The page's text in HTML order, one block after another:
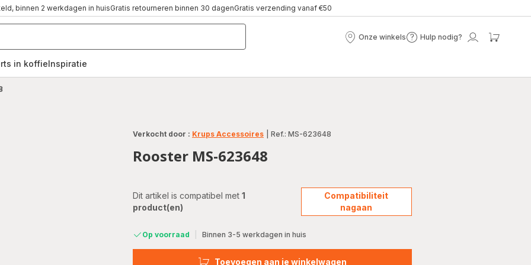
binnen 2 werkdagen in huisGratis retourneren binnen 30 dagenGratis verzending vanaf €50
Onze winkels
Onze
Hulp nodig?
Hulp
Mijn
in koffieInspiratie
Verkocht door : Krups Accessoires Ref.: MS-623648
Rooster MS-623648
Dit artikel is compatibel met 1
product(en)
Compatibiliteit
nagaan
Op voorraad Binnen 3-5 werkdagen in huis
Toevoegen aan je winkelwagen